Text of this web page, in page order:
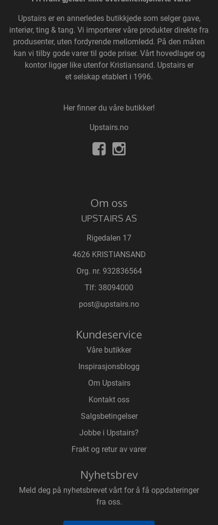
Upstairs er en annerledes butikkjede som selger gave,
interiør, ting & tang. Vi importerer våre produkter direkte fra
produsenter, uten fordyrende mellomledd. På den måten
kan vi tilby gode varer til gode priser. Vårt hovedlager og
kontor ligger like utenfor Kristiansand. Upstairs er
et selskap etablert i 1996.
Her finner du våre butikker!
Upstairs.no
Om oss
UPSTAIRS AS
Rigedalen 17
4626 KRISTIANSAND
Org. nr. 932836564
Tlf: 38094000
post@upstairs.no
Kundeservice
Våre butikker
Inspirasjonsblogg
Om Upstairs
Kontakt oss
Salgsbetingelser
Jobbe i Upstairs?
Frakt og retur av varer
Nyhetsbrev
Meld deg på nyhetsbrevet vårt for å få oppdateringer
fra oss.